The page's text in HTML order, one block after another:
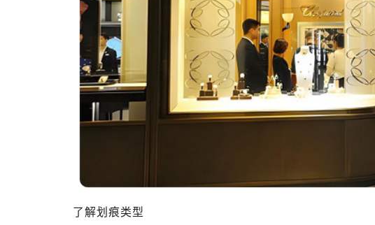
重庆市江北区观音桥步行街2号融恒时代广场9层
长沙市芙蓉区建湘路393号世茂环球金融中心写
郑州市二七区民主路10号华润大厦29层2905室（
太原市迎泽区迎泽街道解放路15号亨得利名表维
沈阳市沈河区中街路137号亨得利名表维修授权店
沈阳市沈河区中街路83号亨得利名表维修授权店1
乌鲁木齐市天山区红山路26号时代广场（
温州市鹿城区锦绣路1067号置信广场10层1015
哈尔滨市南岗区东大直街146号上和置地广场金
大连市中山区人民路15号国际金融大厦7层G室（
了解划痕类型